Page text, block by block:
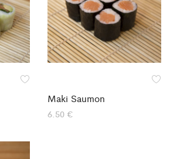
Maki Saumon
6.50 €